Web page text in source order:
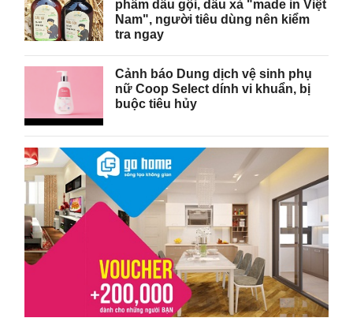
phẩm dầu gội, dầu xả "made in Việt
Nam", người tiêu dùng nên kiểm
tra ngay
Cảnh báo Dung dịch vệ sinh phụ
nữ Coop Select dính vi khuẩn, bị
buộc tiêu hủy